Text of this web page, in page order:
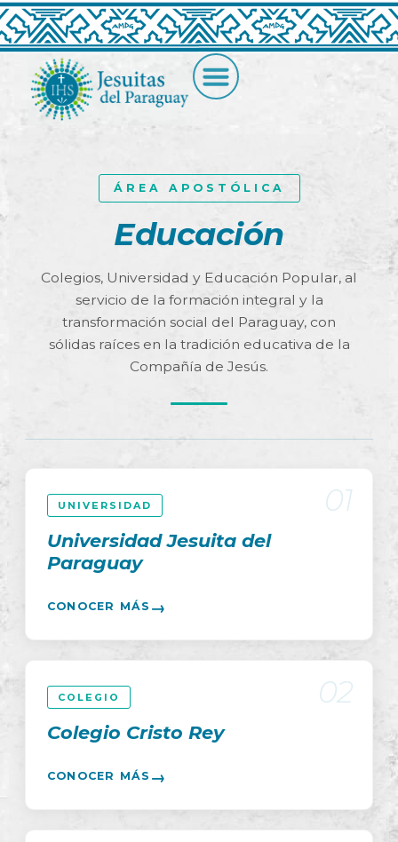
ÁREA APOSTÓLICA
Educación
Colegios, Universidad y Educación Popular, al
servicio de la formación integral y la
transformación social del Paraguay, con
sólidas raíces en la tradición educativa de la
Compañía de Jesús.
01
UNIVERSIDAD
Universidad Jesuita del
Paraguay
CONOCER MÁS →
02
COLEGIO
Colegio Cristo Rey
CONOCER MÁS →